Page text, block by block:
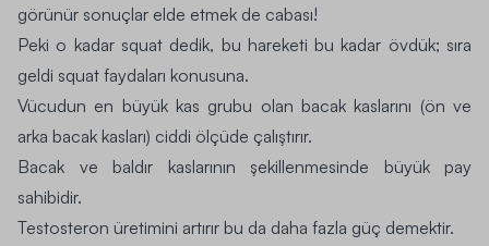
görünür sonuçlar elde etmek de cabası!
Peki o kadar squat dedik, bu hareketi bu kadar övdük; sıra
geldi squat faydaları konusuna.
Vücudun en büyük kas grubu olan bacak kaslarını (ön ve
arka bacak kasları) ciddi ölçüde çalıştırır.
Bacak ve baldır kaslarının şekillenmesinde büyük pay
sahibidir.
Testosteron üretimini artırır bu da daha fazla güç demektir.